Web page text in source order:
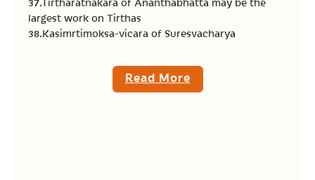
largest work on Tirthas
38.Kasimrtimoksa-vicara of Suresvacharya
Read More